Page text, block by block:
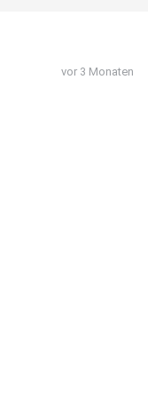
vor 3 Monaten